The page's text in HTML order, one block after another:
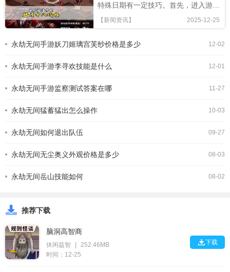
特殊日期有一定技巧。首先，进入游戏
主界面后，仔细查看日历板块。一般来
说，日历会清晰地标注各种日期信息，
农历顺序依次显示，可能会以醒目的颜
历上未直接找到腊月十八
2025-12-25
【新闻资讯】
12-02
永劫无间手游妖刀姬璃宫芙纱价格是多少
12-01
永劫无间手游李寻欢技能是什么
11-27
永劫无间手游监察测试答案在哪
10-03
永劫无间猛蓄猛出怎么操作
09-27
永劫无间如何退出队伍
08-03
永劫无间无尘奥义外观价格是多少
08-02
永劫无间岳山技能如何
推荐下载
脑洞高智商
休闲益智
252.46MB
时间：12-25
下载